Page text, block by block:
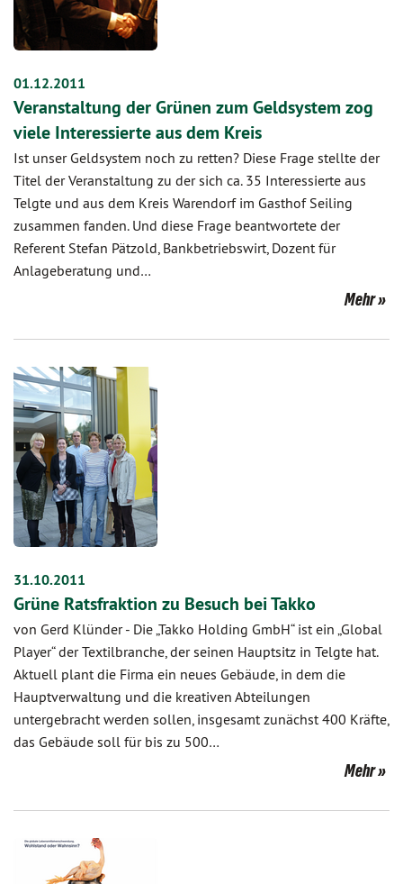
01.12.2011
Veranstaltung der Grünen zum Geldsystem zog
viele Interessierte aus dem Kreis
Ist unser Geldsystem noch zu retten? Diese Frage stellte der
Titel der Veranstaltung zu der sich ca. 35 Interessierte aus
Telgte und aus dem Kreis Warendorf im Gasthof Seiling
zusammen fanden. Und diese Frage beantwortete der
Referent Stefan Pätzold, Bankbetriebswirt, Dozent für
Anlageberatung und…
Mehr
31.10.2011
Grüne Ratsfraktion zu Besuch bei Takko
von Gerd Klünder- Die „Takko Holding GmbH“ ist ein „Global
Player“ der Textilbranche, der seinen Hauptsitz in Telgte hat.
Aktuell plant die Firma ein neues Gebäude, in dem die
Hauptverwaltung und die kreativen Abteilungen
untergebracht werden sollen, insgesamt zunächst 400 Kräfte,
das Gebäude soll für bis zu 500…
Mehr